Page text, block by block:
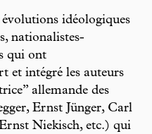
idéologiques
nationalistes-
qui ont
et intégré les auteurs
allemande des
Ernst Jünger, Carl
Niekisch, etc.) qui